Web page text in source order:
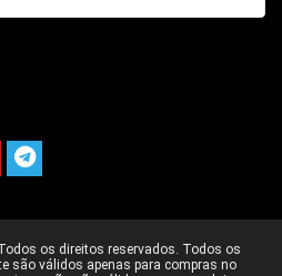
os direitos reservados. Todos os
são válidos apenas para compras no